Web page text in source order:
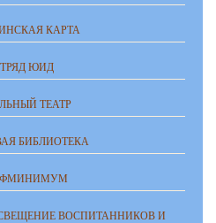
КАРТА
ЮИД
ТЕАТР
БИБЛИОТЕКА
ВОСПИТАННИКОВ И